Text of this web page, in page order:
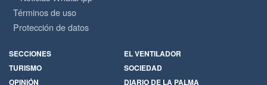
Términos de uso
Protección de datos
SECCIONES
EL VENTILADOR
TURISMO
SOCIEDAD
OPINIÓN
DIARIO DE LA PALMA